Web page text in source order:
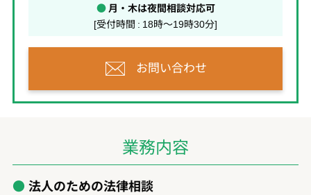
●月・木は夜間相談対応可
[受付時間 : 18時～19時30分]
お問い合わせ
業務内容
法人のための法律相談